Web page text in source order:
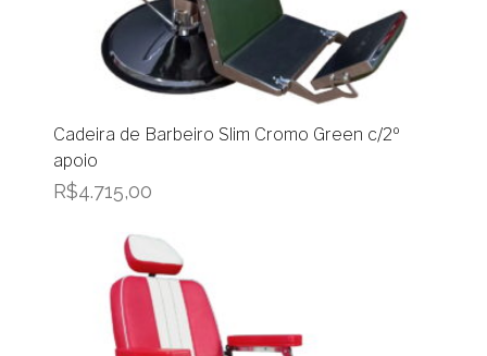
Cadeira de Barbeiro Slim Cromo Green c/2º
apoio
R$4.715,00